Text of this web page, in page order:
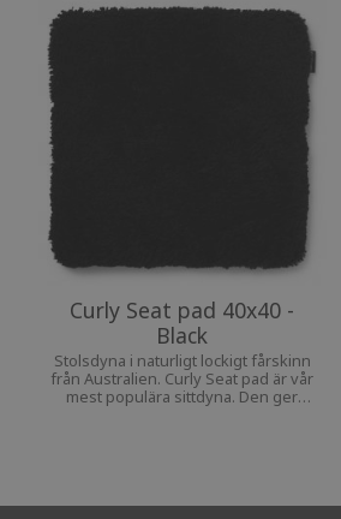
Curly Seat pad 40x40 -
Black
Stolsdyna i naturligt lockigt fårskinn
från Australien. Curly Seat pad är vår
mest populära sittdyna. Den ger